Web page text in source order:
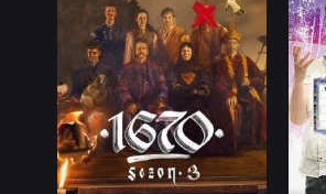
多年的父亲团聚。当她的家人
联合起来寻找亚历克斯时，比
利意识到他们的联合力量是俄
罗斯人击败困扰他们的邪恶的
唯一途
活
现
年
r”
青
的